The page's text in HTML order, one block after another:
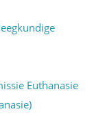
Euthanasie